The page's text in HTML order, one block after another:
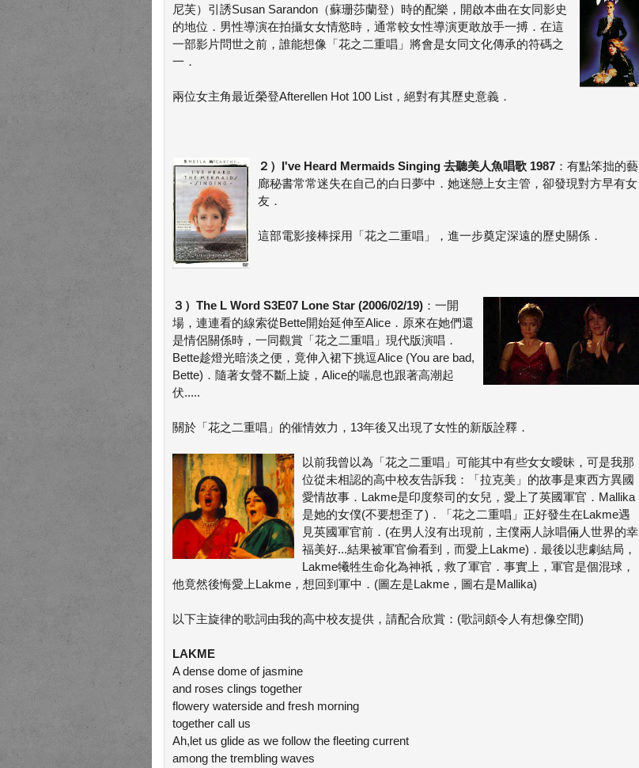
尼芙）引誘Susan Sarandon（蘇珊莎蘭登）時的配樂，開啟本曲在女同影史
的地位．男性導演在拍攝女女情慾時，通常較女性導演更敢放手一搏．在這
一部影片問世之前，誰能想像「花之二重唱」將會是女同文化傳承的符碼之
一．
兩位女主角最近榮登Afterellen Hot 100 List，絕對有其歷史意義．
２）I've Heard Mermaids Singing 去聽美人魚唱歌 1987 ：有點笨拙的藝
廊秘書常常迷失在自己的白日夢中．她迷戀上女主管，卻發現對方早有女
友．
這部電影接棒採用「花之二重唱」，進一步奠定深遠的歷史關係．
３）The L Word S3E07 Lone Star (2006/02/19) ：一開
場，連連看的線索從Bette開始延伸至Alice．原來在她們還
是情侶關係時，一同觀賞「花之二重唱」現代版演唱．
Bette趁燈光暗淡之便，竟伸入裙下挑逗Alice (You are bad,
Bette)．隨著女聲不斷上旋，Alice的喘息也跟著高潮起
伏.....
關於「花之二重唱」的催情效力，13年後又出現了女性的新版詮釋．
以前我曾以為「花之二重唱」可能其中有些女女曖昧，可是我那
位從未相認的高中校友告訴我：「拉克美」的故事是東西方異國
愛情故事．Lakme是印度祭司的女兒，愛上了英國軍官．Mallika
是她的女僕(不要想歪了)．「花之二重唱」正好發生在Lakme遇
見英國軍官前．(在男人沒有出現前，主僕兩人詠唱倆人世界的幸
福美好...結果被軍官偷看到，而愛上Lakme)．最後以悲劇結局，
Lakme犧牲生命化為神祇，救了軍官．事實上，軍官是個混球，
他竟然後悔愛上Lakme，想回到軍中．(圖左是Lakme，圖右是Mallika)
以下主旋律的歌詞由我的高中校友提供，請配合欣賞：(歌詞頗令人有想像空間)
LAKME
A dense dome of jasmine
and roses clings together
flowery waterside and fresh morning
together call us
Ah,let us glide as we follow the fleeting current
among the trembling waves